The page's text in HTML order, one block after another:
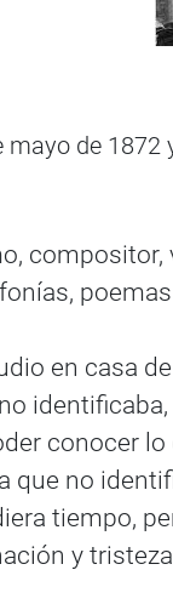
de 1872
en casa
conocer
que no
tiempo,
y